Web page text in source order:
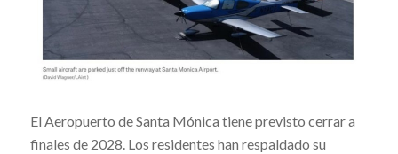
El Aeropuerto de Santa Mónica tiene previsto cerrar a
finales de 2028. Los residentes han respaldado su